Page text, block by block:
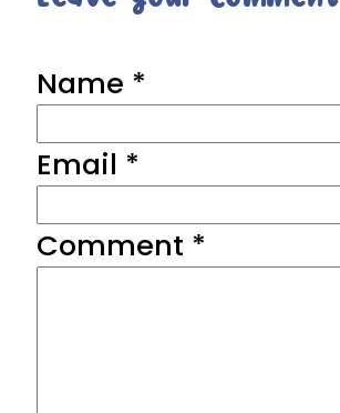
Name *
Email *
Comment *